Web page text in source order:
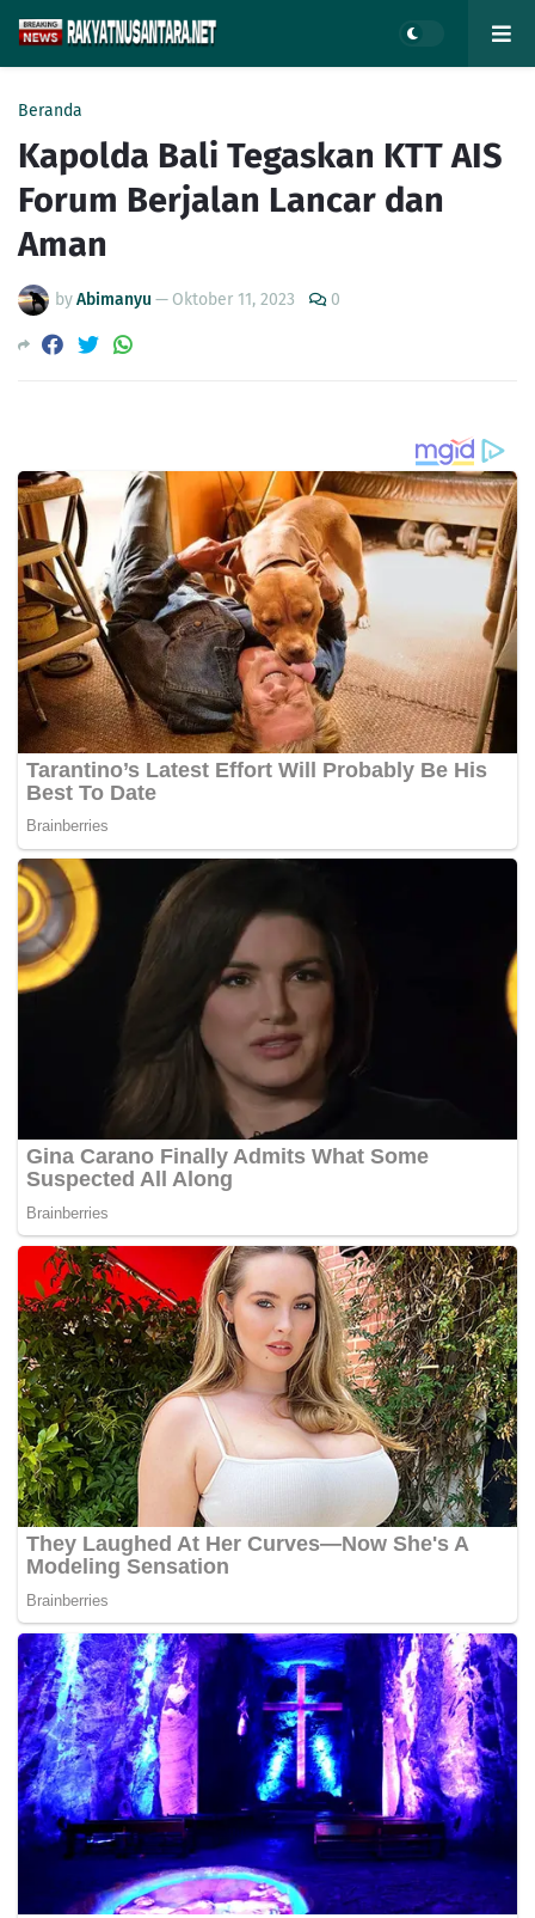
Beranda
Kapolda Bali Tegaskan KTT AIS
Forum Berjalan Lancar dan
Aman
byAbimanyu — Oktober 11, 2023 0